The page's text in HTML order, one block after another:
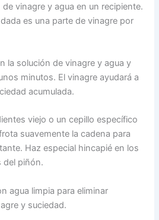
vinagre y agua en un recipiente.
es una parte de vinagre por
la solución de vinagre y agua y
minutos. El vinagre ayudará a
acumulada.
viejo o un cepillo específico
suavemente la cadena para
Haz especial hincapié en los
del piñón.
agua limpia para eliminar
y suciedad.